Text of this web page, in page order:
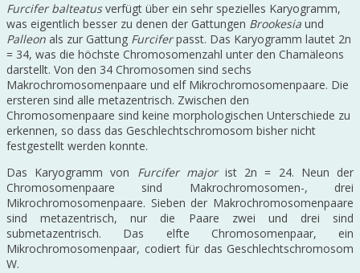
Furcifer balteatusverfügt über ein sehr spezielles Karyogramm,
was eigentlich besser zu denen der Gattungen Brookesia und
Palleon als zur Gattung Furciferpasst. Das Karyogramm lautet 2n
= 34, was die höchste Chromosomenzahl unter den Chamäleons
darstellt. Von den 34 Chromosomen sind sechs
Makrochromosomenpaare und elf Mikrochromosomenpaare. Die
ersteren sind alle metazentrisch. Zwischen den
Chromosomenpaare sind keine morphologischen Unterschiede zu
erkennen, so dass das Geschlechtschromosom bisher nicht
festgestellt werden konnte.
Das Karyogramm von Furcifer majorist 2n = 24. Neun der
Chromosomenpaare sind Makrochromosomen-, drei
Mikrochromosomenpaare. Sieben der Makrochromosomenpaare
sind metazentrisch, nur die Paare zwei und drei sind
submetazentrisch. Das elfte Chromosomenpaar, ein
Mikrochromosomenpaar, codiert für das Geschlechtschromosom
W.